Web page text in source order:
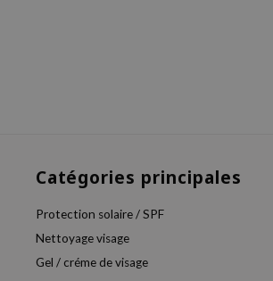
Catégories principales
Protection solaire / SPF
Nettoyage visage
Gel / créme de visage